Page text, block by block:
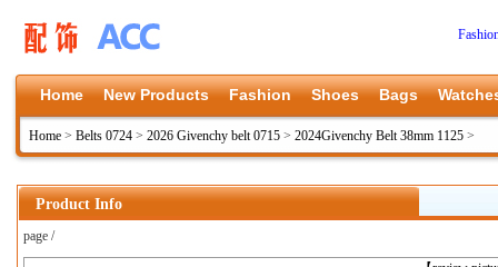
Home New Products Fashion Shoes Bags
Home > Belts 0724 > 2026 Givenchy belt 0715 > 2024Givenchy Belt 38mm 1125 >
Product Info
page /